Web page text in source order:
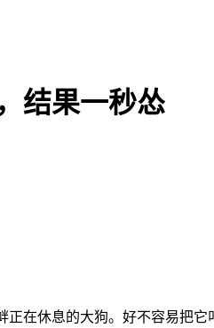
结果一秒怂
在休息的大狗。好不容易把